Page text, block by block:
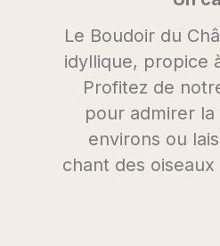
Le Boudoir du
idyllique, propice
Profitez de
pour admirer
environs ou
chant des